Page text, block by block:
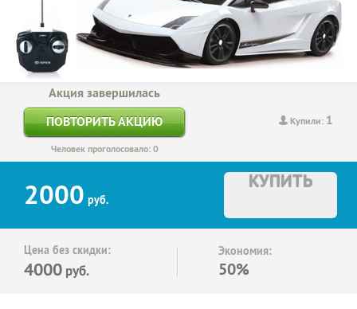
Купили: 1
Акция завершилась
ПОВТОРИТЬ АКЦИЮ
Человек проголосовало: 0
2000 руб.
КУПИТЬ
Цена без скидки:
4000 руб.
Экономия:
50%